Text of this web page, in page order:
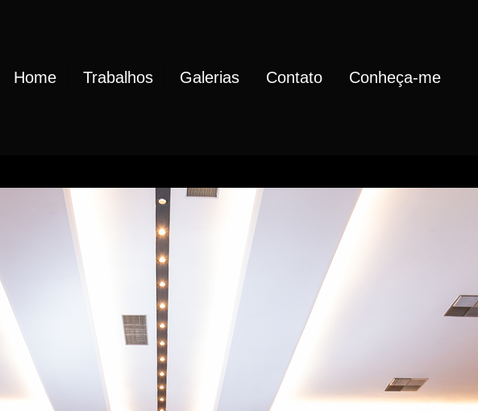
Home Trabalhos Galerias Contato Conheça-me